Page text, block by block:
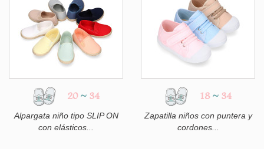
20 ~ 34
Alpargata niño tipo SLIP ON
con elásticos...
18 ~ 34
Zapatilla niños con puntera y
cordones...